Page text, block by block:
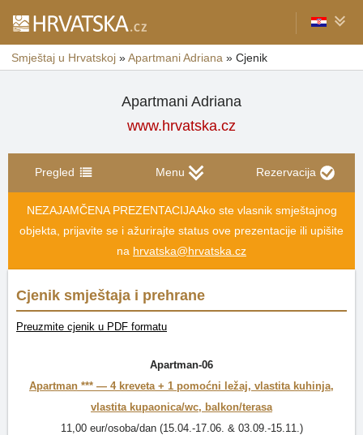
Smještaj u Hrvatskoj »Apartmani Adriana » Cjenik
Apartmani Adriana
www.hrvatska.cz
Pregled Menu Rezervacija
NEZAJAMČENA PREZENTACIJAAko ste vlasnik smještajnog
objekta, prijavite se i ažurirajte status ove prezentacije ili upišite
na hrvatska@hrvatska.cz
Cjenik smještaja i prehrane
Preuzmite cjenik u PDF formatu
Apartman-06
Apartman *** — 4 kreveta + 1 pomoćni ležaj, vlastita kuhinja,
vlastita kupaonica/wc, balkon/terasa
11,00 eur/osoba/dan (15.04.-17.06. & 03.09.-15.11.)